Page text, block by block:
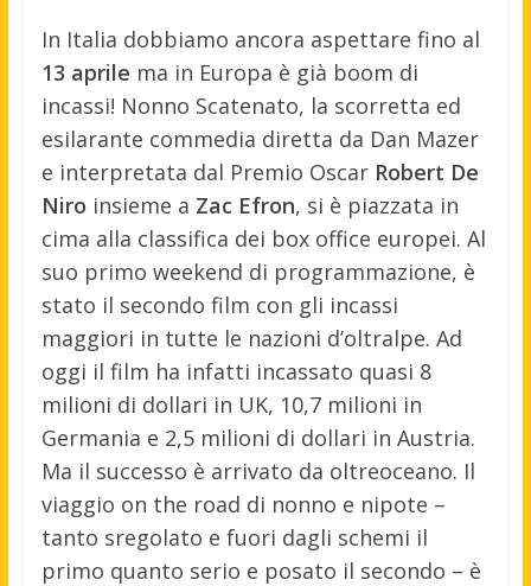
In Italia dobbiamo ancora aspettare fino al
13 aprile ma in Europa è già boom di
incassi! Nonno Scatenato, la scorretta ed
esilarante commedia diretta da Dan Mazer
e interpretata dal Premio Oscar Robert De
Niro insieme a Zac Efron, si è piazzata in
cima alla classifica dei box office europei. Al
suo primo weekend di programmazione, è
stato il secondo film con gli incassi
maggiori in tutte le nazioni d’oltralpe. Ad
oggi il film ha infatti incassato quasi 8
milioni di dollari in UK, 10,7 milioni in
Germania e 2,5 milioni di dollari in Austria.
Ma il successo è arrivato da oltreoceano. Il
viaggio on the road di nonno e nipote –
tanto sregolato e fuori dagli schemi il
primo quanto serio e posato il secondo – è